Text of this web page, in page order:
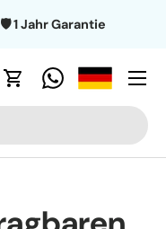
1 Jahr Garantie
Einkaufswagen
Menü